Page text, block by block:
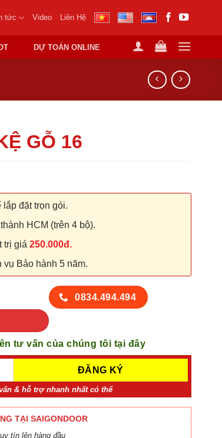
tức Video Liên Hệ
DỰ TOÁN ONLINE
GỖ 16
lắp đặt trọn gói.
HCM (trên 4 bộ).
trị giá 250.000đ.
Bảo hành 5 năm.
0834.494.494
tư vấn của chúng tôi tại đây
& hỗ trợ nhanh nhất có thể
TẠI SAIGONDOOR
tín lên hàng đầu